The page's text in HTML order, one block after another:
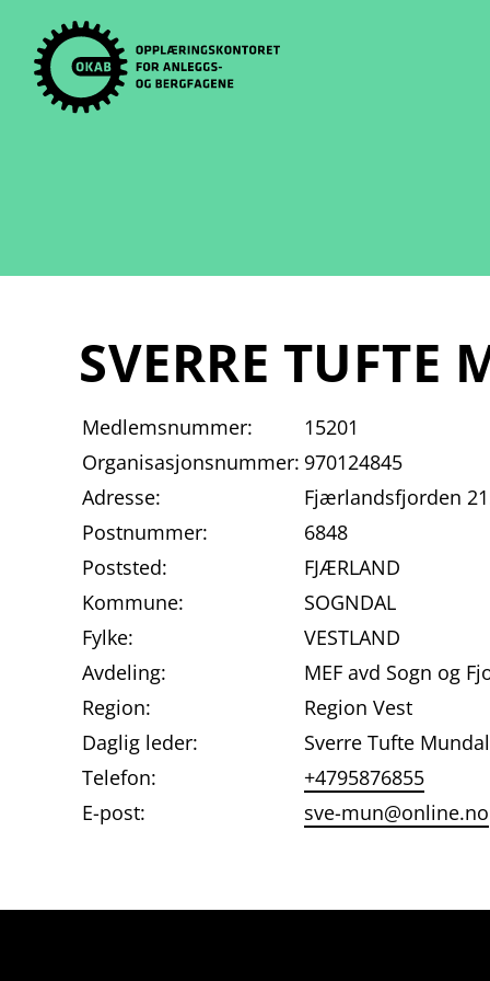
content
SVERRE TUFTE
Medlemsnummer:
15201
Organisasjonsnummer: 970124845
Adresse:
Fjærlandsfjorden
Postnummer:
6848
Poststed:
FJÆRLAND
Kommune:
SOGNDAL
Fylke:
VESTLAND
Avdeling:
MEF avd Sogn og
Region:
Region Vest
Daglig leder:
Sverre Tufte Mundal
Telefon:
+4795876855
E-post:
sve-mun@online.no